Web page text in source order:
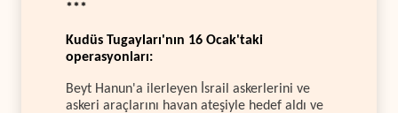
***
Kudüs Tugayları'nın 16 Ocak'taki
operasyonları:
Beyt Hanun'a ilerleyen İsrail askerlerini ve
askeri araçlarını havan ateşiyle hedef aldı ve